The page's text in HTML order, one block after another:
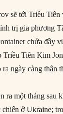
sẽ tới Triều
trị gia phương
chứa đầy
Triều Tiên Kim
ngày càng thân
ra một tháng
ở Ukraine;